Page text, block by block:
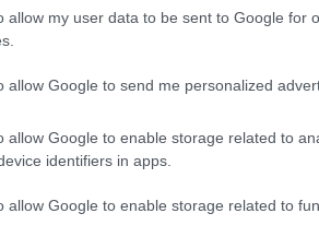
allow my user data to be sent to Google for
allow Google to send me personalized
allow Google to enable storage related to
identifiers in apps.
allow Google to enable storage related to